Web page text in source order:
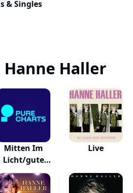
& Singles
Haller
Mitten Im
Licht/gute
Nachricht
Live